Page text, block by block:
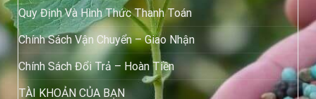
Quy Định Và Hình Thức Thanh Toán
Chính Sách Vận Chuyển – Giao Nhận
Chính Sách Đổi Trả – Hoàn Tiền
TÀI KHOẢN CỦA BẠN